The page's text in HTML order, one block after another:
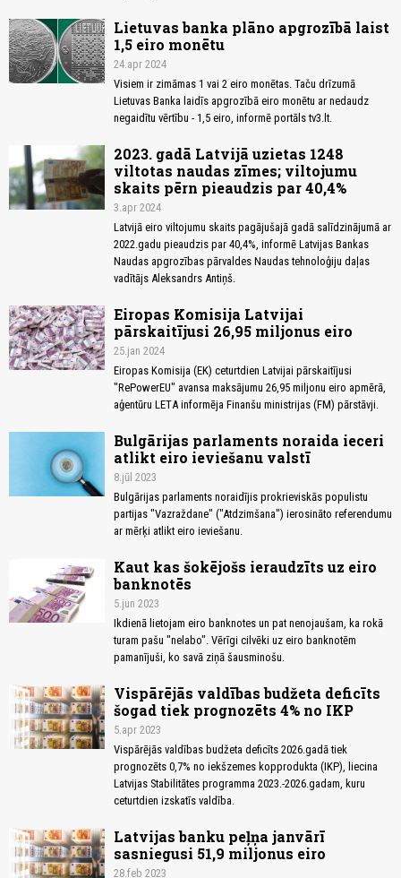
Lietuvas banka plāno apgrozībā laist
1,5 eiro monētu
24.apr 2024
Visiem ir zimāmas 1 vai 2 eiro monētas. Taču drīzumā
Lietuvas Banka laidīs apgrozībā eiro monētu ar nedaudz
negaidītu vērtību - 1,5 eiro, informē portāls tv3.lt.
2023. gadā Latvijā uzietas 1248
viltotas naudas zīmes; viltojumu
skaits pērn pieaudzis par 40,4%
3.apr 2024
Latvijā eiro viltojumu skaits pagājušajā gadā salīdzinājumā ar
2022.gadu pieaudzis par 40,4%, informē Latvijas Bankas
Naudas apgrozības pārvaldes Naudas tehnoloģiju daļas
vadītājs Aleksandrs Antiņš.
Eiropas Komisija Latvijai
pārskaitījusi 26,95 miljonus eiro
25.jan 2024
Eiropas Komisija (EK) ceturtdien Latvijai pārskaitījusi
"RePowerEU" avansa maksājumu 26,95 miljonu eiro apmērā,
aģentūru LETA informēja Finanšu ministrijas (FM) pārstāvji.
Bulgārijas parlaments noraida ieceri
atlikt eiro ieviešanu valstī
8.jūl 2023
Bulgārijas parlaments noraidījis prokrieviskās populistu
partijas "Vazraždane" ("Atdzimšana") ierosināto referendumu
ar mērķi atlikt eiro ieviešanu.
Kaut kas šokējošs ieraudzīts uz eiro
banknotēs
5.jun 2023
Ikdienā lietojam eiro banknotes un pat nenojaušam, ka rokā
turam pašu "nelabo". Vērīgi cilvēki uz eiro banknotēm
pamanījuši, ko savā ziņā šausminošu.
Vispārējās valdības budžeta deficīts
šogad tiek prognozēts 4% no IKP
5.apr 2023
Vispārējās valdības budžeta deficīts 2026.gadā tiek
prognozēts 0,7% no iekšzemes kopprodukta (IKP), liecina
Latvijas Stabilitātes programma 2023.-2026.gadam, kuru
ceturtdien izskatīs valdība.
Latvijas banku peļņa janvārī
sasniegusi 51,9 miljonus eiro
28.feb 2023